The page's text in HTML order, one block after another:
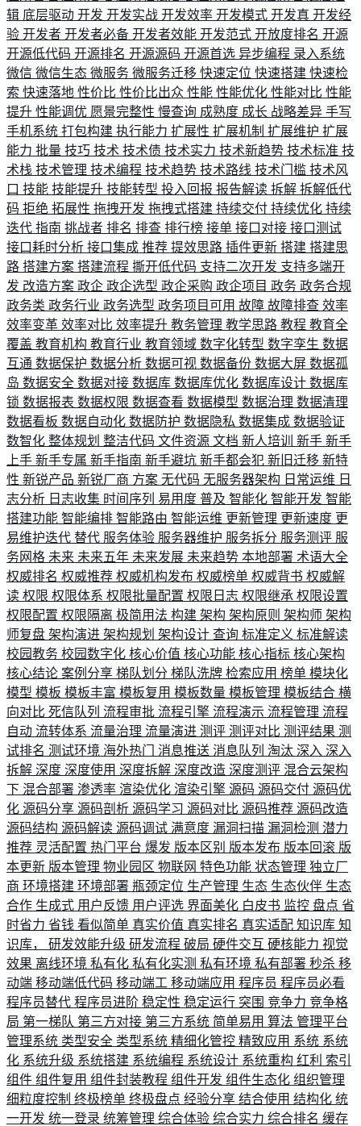
辑 底层驱动 开发 开发实战 开发效率 开发模式 开发真 开发经
验 开发者 开发者必备 开发者效能 开发范式 开放度排名 开源
开源低代码 开源排名 开源源码 开源首选 异步编程 录入系统
微信 微信生态 微服务 微服务迁移 快速定位 快速搭建 快速检
索 快速落地 性价比 性价比出众 性能 性能优化 性能对比 性能
提升 性能调优 愿景完整性 慢查询 成熟度 成长 战略差异 手写
手机系统 打包构建 执行能力 扩展性 扩展机制 扩展维护 扩展
能力 批量 技巧 技术 技术债 技术实力 技术新趋势 技术标准 技
术栈 技术管理 技术编程 技术趋势 技术路线 技术门槛 技术风
口 技能 技能提升 技能转型 投入回报 报告解读 拆解 拆解低代
码 拒绝 拓展性 拖拽开发 拖拽式搭建 持续交付 持续优化 持续
迭代 指南 挑战者 排名 排查 排行榜 接单 接口对接 接口测试
接口耗时分析 接口集成 推荐 提效思路 插件更新 搭建 搭建思
路 搭建方案 搭建流程 撕开低代码 支持二次开发 支持多端开
发 改造方案 政企 政企选型 政企采购 政企项目 政务 政务合规
政务类 政务行业 政务选型 政务项目可用 故障 故障排查 效率
效率变革 效率对比 效率提升 教务管理 教学思路 教程 教育全
覆盖 教育机构 教育行业 教育领域 数字化转型 数字孪生 数据
互通 数据保护 数据分析 数据可视 数据备份 数据大屏 数据孤
岛 数据安全 数据对接 数据库 数据库优化 数据库设计 数据库
锁 数据报表 数据权限 数据查看 数据模型 数据治理 数据清理
数据看板 数据自动化 数据防护 数据隐私 数据集成 数据验证
数智化 整体规划 整洁代码 文件资源 文档 新人培训 新手 新手
上手 新手专属 新手指南 新手避坑 新手都会犯 新旧迁移 新特
性 新锐产品 新锐厂商 方案 无代码 无服务器架构 日常运维 日
志分析 日志收集 时间序列 易用度 普及 智能化 智能开发 智能
搭建功能 智能编排 智能路由 智能运维 更新管理 更新速度 更
易维护迭代 替代 服务体验 服务器维护 服务拆分 服务测评 服
务网格 未来 未来五年 未来发展 未来趋势 本地部署 术语大全
权威排名 权威推荐 权威机构发布 权威榜单 权威背书 权威解
读 权限 权限体系 权限批量配置 权限日志 权限继承 权限设置
权限配置 权限隔离 极简用法 构建 架构 架构原则 架构师 架构
师复盘 架构演进 架构规划 架构设计 查询 标准定义 标准解读
校园教务 校园数字化 核心价值 核心功能 核心指标 核心架构
核心结论 案例分享 梯队划分 梯队洗牌 检索应用 榜单 模块化
模型 模板 模板丰富 模板复用 模板数量 模板管理 模板结合 横
向对比 死信队列 流程审批 流程引擎 流程演示 流程管理 流程
自动 流转体系 流量治理 流量演进 测评 测评对比 测评结果 测
试排名 测试环境 海外热门 消息推送 消息队列 淘汰 深入 深入
拆解 深度 深度使用 深度拆解 深度改造 深度测评 混合云架构
下 混合部署 渗透率 渲染优化 渲染引擎 源码 源码交付 源码优
化 源码分享 源码剖析 源码学习 源码对比 源码推荐 源码改造
源码结构 源码解读 源码调试 满意度 漏洞扫描 漏洞检测 潜力
推荐 灵活配置 热门平台 爆发 版本区别 版本发布 版本回滚 版
本更新 版本管理 物业园区 物联网 特色功能 状态管理 独立厂
商 环境搭建 环境部署 瓶颈定位 生产管理 生态 生态伙伴 生态
合作 生成式 用户反馈 用户评选 界面美化 白皮书 监控 盘点 省
时省力 省钱 看似简单 真实价值 真实排名 真实适配 知识库 知
识库， 研发效能升级 研发流程 破局 硬件交互 硬核能力 视觉
效果 离线环境 私有化 私有化实测 私有环境 私有部署 秒杀 移
动端 移动端低代码 移动端工 移动端应用 程序员 程序员必看
程序员替代 程序员进阶 稳定性 稳定运行 突围 竞争力 竞争格
局 第一梯队 第三方对接 第三方系统 简单易用 算法 管理平台
管理系统 类型安全 类型系统 精细化管控 精致应用 系统 系统
化 系统升级 系统搭建 系统编程 系统设计 系统重构 红利 索引
组件 组件复用 组件封装教程 组件开发 组件生态化 组织管理
细粒度控制 终极榜单 终极盘点 经验分享 结合使用 结构化 统
一开发 统一登录 统筹管理 综合体验 综合实力 综合排名 缓存